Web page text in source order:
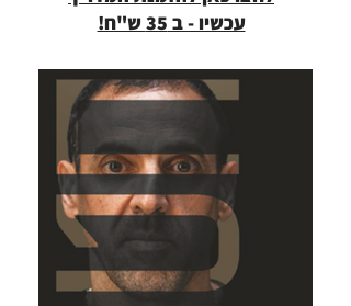
עכשיו - ב 35 ש"ח!